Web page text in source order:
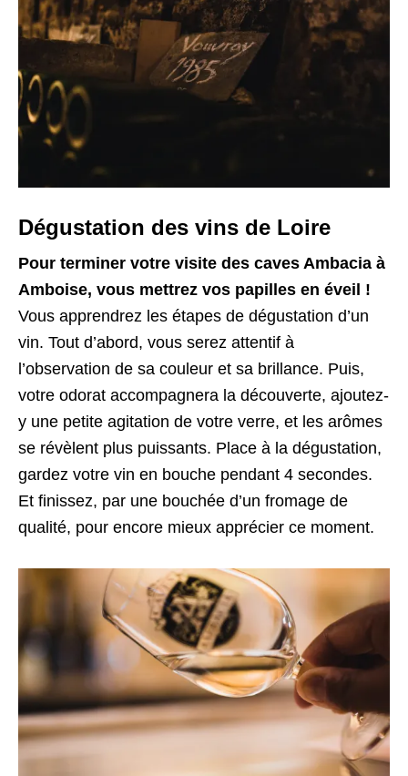
Dégustation des vins de Loire
Pour terminer votre visite des caves Ambacia à
Amboise, vous mettrez vos papilles en éveil !
Vous apprendrez les étapes de dégustation d’un
vin. Tout d’abord, vous serez attentif à
l’observation de sa couleur et sa brillance. Puis,
votre odorat accompagnera la découverte, ajoutez-
y une petite agitation de votre verre, et les arômes
se révèlent plus puissants. Place à la dégustation,
gardez votre vin en bouche pendant 4 secondes.
Et finissez, par une bouchée d’un fromage de
qualité, pour encore mieux apprécier ce moment.